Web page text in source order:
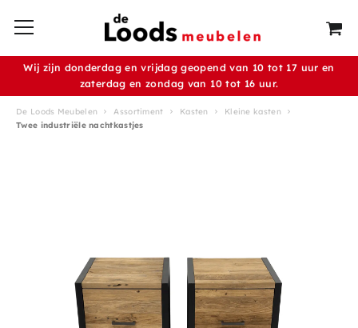
Wij zijn donderdag en vrijdag geopend van 10 tot 17 uur en
zaterdag en zondag van 10 tot 16 uur.
De Loods Meubelen Assortiment Kasten
Kleine kasten
Twee industriële nachtkastjes